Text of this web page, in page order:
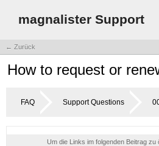
magnalister Support
← Zurück
How to request or
FAQ Support Questions
Um die Links im folgenden Beitrag